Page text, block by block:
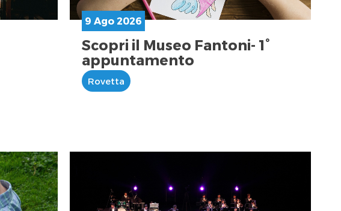
9 Ago 2026
Scopri il Museo Fantoni- 1°
appuntamento
Rovetta